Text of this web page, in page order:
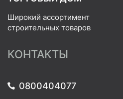
Широкий ассортимент
строительных товаров
КОНТАКТЫ
0800404077